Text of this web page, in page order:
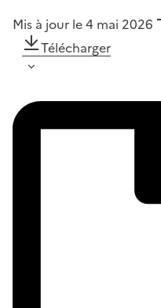
Mis à jour le 4 mai 2026
Télécharger